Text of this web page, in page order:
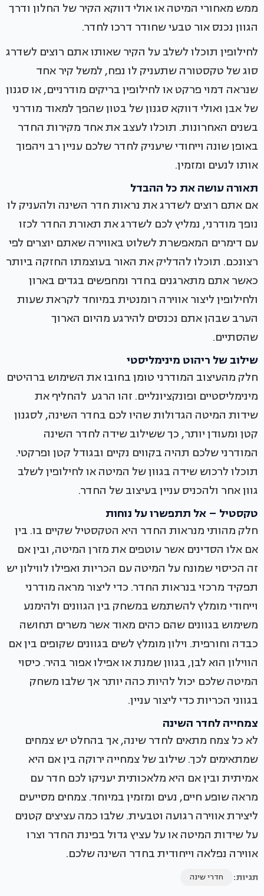
ממש מאחורי המיטה או אולי דווקא הקיר של החלון ודרך
הגוון נכנס אור טבעי שחודר דרכו לחדר.
לחילופין תוכלו לשלב על הקיר שאותו אתם רוצים לשדרג
סוג של טקסטורה שתעניק לו נפח, למשל קיר אחד
שנראה דמוי פרקט או לחילופין בריקים מודרניים, או סגנון
של אבן ואולי דווקא סגנון של בטון שהפך למאוד מודרני
בשנים האחרונות. תוכלו לעצב את אחד מקירות החדר
באופן שונה וייחודי שיעניק לחדר שלכם עניין רב ויהפוך
אותו לנעים ומזמין.
תאורה עושה את כל ההבדל
אם אתם רוצים לשדרג את נראות חדר השינה ולהעניק לו
נופך מודרני, נמליץ לכם לשדרג את תאורת החדר לכזו
עם דימרים המאפשרת לשלוט באווירה שאתם יוצרים לפי
רצונכם. תוכלו להדליק את האור בעוצמתו החזקה ביותר
כאשר אתם מתארגנים בחדר ומחפשים בגדים בארון
ולחילופין ליצור אווירה רומנטית במיוחד לקראת שעות
הערב שבהן אתם נכנסים להירגע מהיום הארוך
שהסתיים.
שילוב של ריהוט מינימליסטי
חלק מהעיצוב המודרני טומן בחובו את השימוש ברהיטים
מינימליסטיים ופונקציונליים. זהו הרגע להחליף את
שידות המיטה הגדולות שהיו לכם בחדר השינה, לסגנון
קטן ומעודן יותר, כך ששילוב שידה לחדר השינה
המודרני שלכם תהיה בקווים נקיים ובגודל קטן ופרקטי.
תוכלו לרכוש שידה בגוון של המיטה או לחילופין לשלב
גוון אחר ולהכניס עניין בעיצוב של החדר.
טקסטיל – אל תתפשרו על נוחות
חלק מהותי מנראות החדר היא הטקסטיל שקיים בו. בין
אם אלו הסדינים אשר עוטפים את מזרן המיטה, ובין אם
זה הכיסוי שמונח על המיטה עם הכריות ואפילו לווילון יש
תפקיד מרכזי בנראות החדר. כדי ליצור מראה מודרני
וייחודי מומלץ להשתמש במשחק בין הגוונים ולהימנע
משימוש בגוונים שהם כהים מאוד אשר משרים תחושה
כבדה וחורפית. וילון מומלץ לשים בגוונים שקופים בין אם
הווילון הוא לבן, בגוון שמנת או אפילו אפור בהיר. כיסוי
המיטה שלכם יכול להיות כהה יותר אך שלבו משחק
בגווני הכריות כדי ליצור עניין.
צמחייה לחדר השינה
לא כל צמח מתאים לחדר שינה, אך בהחלט יש צמחים
שמתאימים לכך. שילוב של צמחייה ירוקה בין אם היא
אמיתית ובין אם היא מלאכותית יעניקו לכם חדר עם
מראה שופע חיים, נעים ומזמין במיוחד. צמחים מסייעים
ליצירת אווירה רגועה וטבעית. שלבו כמה עציצים קטנים
על שידות המיטה או על עציץ גדול בפינת החדר וצרו
אווירה נפלאה וייחודית בחדר השינה שלכם.
תגיות: חדרי שינה